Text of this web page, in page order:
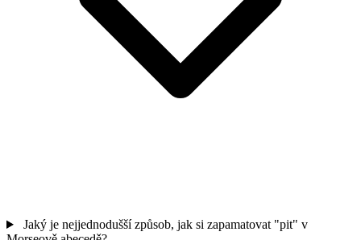
Jaký je nejjednodušší způsob, jak si zapamatovat "pit" v